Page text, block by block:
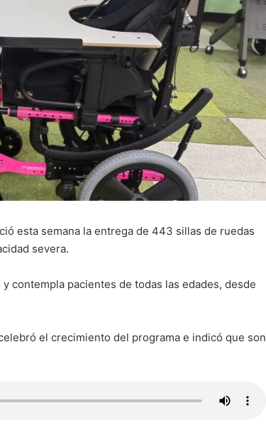
esta semana la entrega de 443 sillas de ruedas
severa.
contempla pacientes de todas las edades, desde
el crecimiento del programa e indicó que son